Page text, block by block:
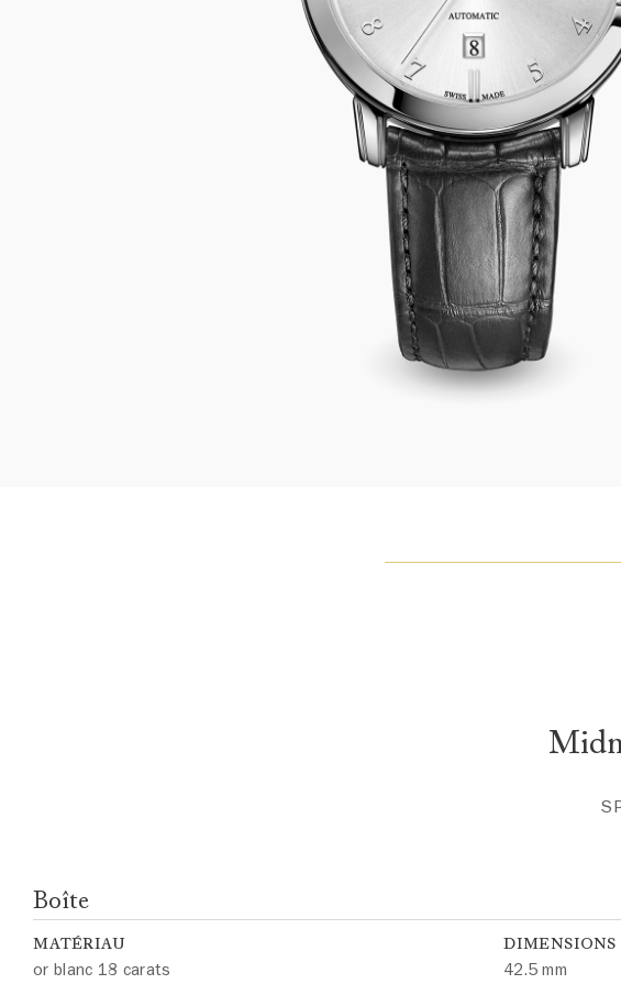
Boîte
MATÉRIAU
or blanc 18 carats
DIMENSIONS
42.5 mm